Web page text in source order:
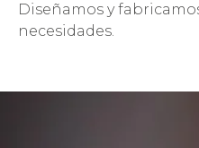
Diseñamos y
necesidades.